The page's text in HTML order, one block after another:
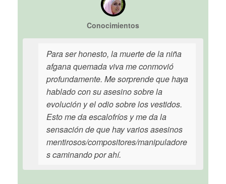
Conocimientos
Para ser honesto, la muerte de la niña
afgana quemada viva me conmovió
profundamente. Me sorprende que haya
hablado con su asesino sobre la
evolución y el odio sobre los vestidos.
Esto me da escalofríos y me da la
sensación de que hay varios asesinos
mentirosos/compositores/manipuladore
s caminando por ahí.